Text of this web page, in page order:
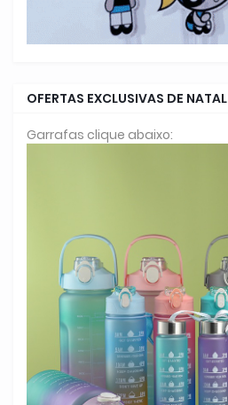
OFERTAS EXCLUSIVAS DE NATAL
Garrafas clique abaixo: